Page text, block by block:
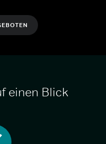
einen Blick